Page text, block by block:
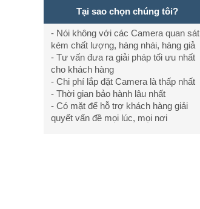
Tại sao chọn chúng tôi?
- Nói không với các Camera quan sát
kém chất lượng, hàng nhái, hàng giả
- Tư vấn đưa ra giải pháp tối ưu nhất
cho khách hàng
- Chi phí lắp đặt Camera là thấp nhất
- Thời gian bảo hành lâu nhất
- Có mặt để hỗ trợ khách hàng giải
quyết vấn đề mọi lúc, mọi nơi